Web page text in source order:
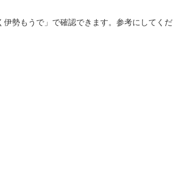
勢もうで」で確認できます。参考にしてくだ